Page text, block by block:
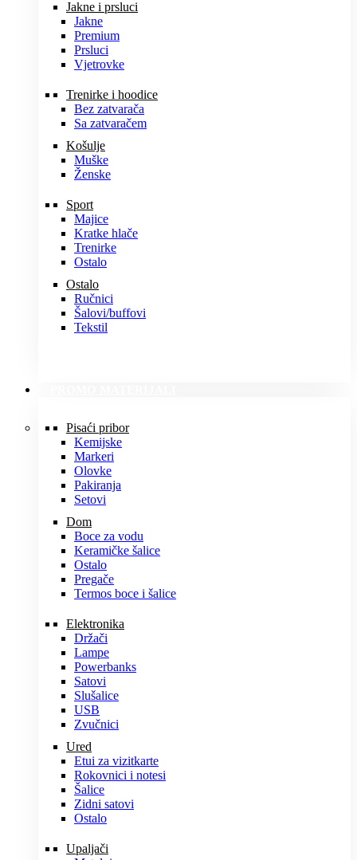
Jakne i prsluci
Jakne
Premium
Prsluci
Vjetrovke
Trenirke i hoodice
Bez zatvarača
Sa zatvaračem
Košulje
Muške
Ženske
Sport
Majice
Kratke hlače
Trenirke
Ostalo
Ostalo
Ručnici
Šalovi/buffovi
Tekstil
Pisaći pribor
Kemijske
Markeri
Olovke
Pakiranja
Setovi
Dom
Boce za vodu
Keramičke šalice
Ostalo
Pregače
Termos boce i šalice
Elektronika
Držači
Lampe
Powerbanks
Satovi
Slušalice
USB
Zvučnici
Ured
Etui za vizitkarte
Rokovnici i notesi
Šalice
Zidni satovi
Ostalo
Upaljači